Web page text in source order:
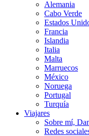
Alemania
Cabo Verde
Estados
Francia
Islandia
Italia
Malta
Marruecos
México
Noruega
Portugal
Turquía
Viajares
Sobre mí,
Redes